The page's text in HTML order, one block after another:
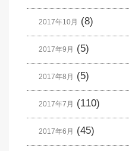
2017年10月 (8)
2017年9月 (5)
2017年8月 (5)
2017年7月 (110)
2017年6月 (45)